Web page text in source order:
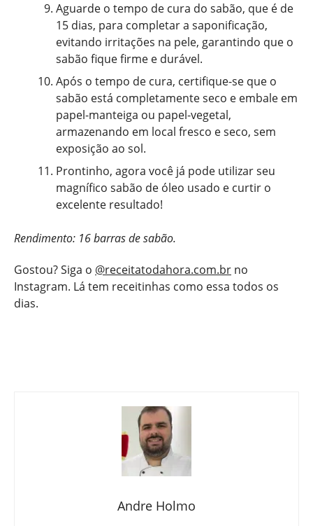
Aguarde o tempo de cura do sabão, que é de
15 dias, para completar a saponificação,
evitando irritações na pele, garantindo que o
sabão fique firme e durável.
Após o tempo de cura, certifique-se que o
sabão está completamente seco e embale em
papel-manteiga ou papel-vegetal,
armazenando em local fresco e seco, sem
exposição ao sol.
Prontinho, agora você já pode utilizar seu
magnífico sabão de óleo usado e curtir o
excelente resultado!
Rendimento: 16 barras de sabão.
Gostou? Siga o @receitatodahora.com.br no
Instagram. Lá tem receitinhas como essa todos os
dias.
Andre Holmo